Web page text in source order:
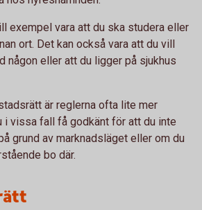
exempel vara att du ska studera eller
ort. Det kan också vara att du vill
någon eller att du ligger på sjukhus
är reglerna ofta lite mer
i vissa fall få godkänt för att du inte
grund av marknadsläget eller om du
bo där.